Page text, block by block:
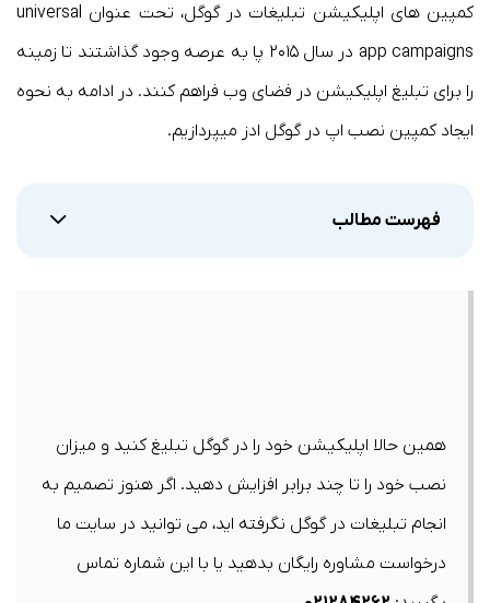
کمپین های اپلیکیشن تبلیغات در گوگل، تحت عنوان universal
app campaigns در سال ۲۰۱۵ پا به عرصه وجود گذاشتند تا زمینه
را برای تبلیغ اپلیکیشن در فضای وب فراهم کنند. در ادامه به نحوه
ایجاد کمپین نصب اپ در گوگل ادز میپردازیم.
فهرست مطالب
همین حالا اپلیکیشن خود را در گوگل تبلیغ کنید و میزان
نصب خود را تا چند برابر افزایش دهید. اگر هنوز تصمیم به
انجام تبلیغات در گوگل نگرفته اید، می توانید در سایت ما
درخواست مشاوره رایگان بدهید یا با این شماره تماس